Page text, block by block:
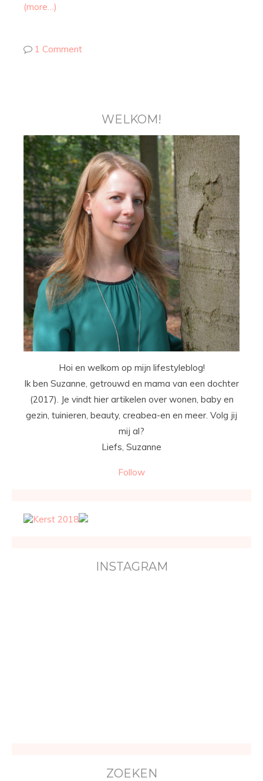
(more…)
1 Comment
WELKOM!
Hoi en welkom op mijn lifestyleblog!
Ik ben Suzanne, getrouwd en mama van een dochter
(2017). Je vindt hier artikelen over wonen, baby en
gezin, tuinieren, beauty, creabea-en en meer. Volg jij
mij al?
Liefs, Suzanne
Follow
INSTAGRAM
ZOEKEN